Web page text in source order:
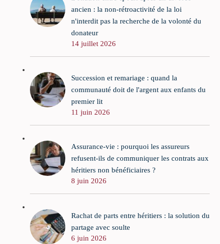
ancien : la non-rétroactivité de la loi
n'interdit pas la recherche de la volonté du
donateur
14 juillet 2026
Succession et remariage : quand la
communauté doit de l'argent aux enfants du
premier lit
11 juin 2026
Assurance-vie : pourquoi les assureurs
refusent-ils de communiquer les contrats aux
héritiers non bénéficiaires ?
8 juin 2026
Rachat de parts entre héritiers : la solution du
partage avec soulte
6 juin 2026